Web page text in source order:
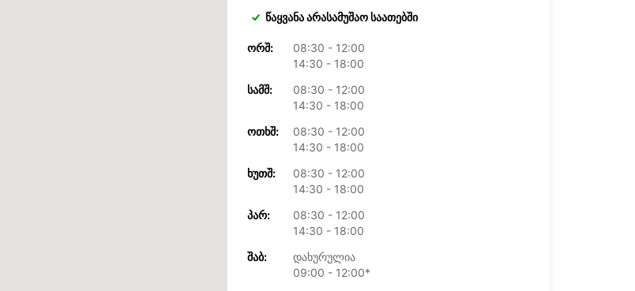
წაყვანა არასამუშაო საათებში
ᲝᲠᲨ:
08:30 - 12:00
14:30 - 18:00
ᲡᲐᲛᲨ:
08:30 - 12:00
14:30 - 18:00
ᲝᲗᲮᲨ:
08:30 - 12:00
14:30 - 18:00
ᲮᲣᲗᲨ:
08:30 - 12:00
14:30 - 18:00
ᲞᲐᲠ:
08:30 - 12:00
14:30 - 18:00
ᲨᲐᲑ:
დახურულია
09:00 - 12:00*